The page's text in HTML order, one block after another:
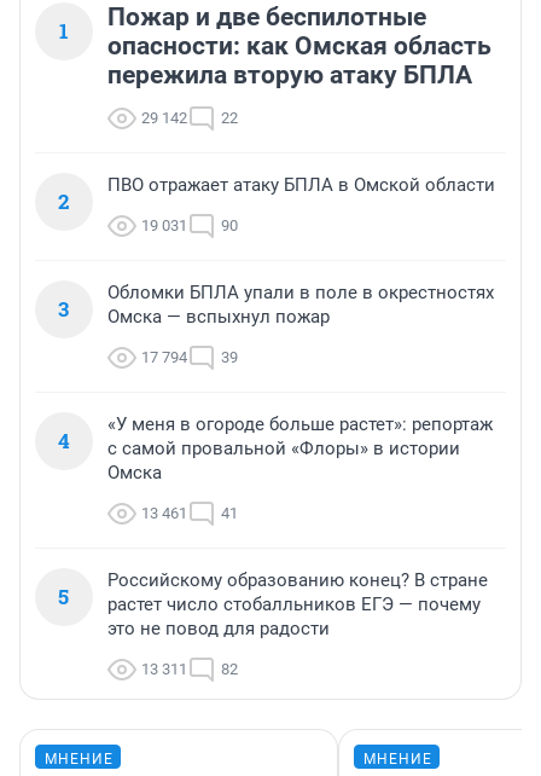
1
Пожар и две беспилотные
опасности: как Омская область
пережила вторую атаку БПЛА
29 142 22
2
ПВО отражает атаку БПЛА в Омской области
19 031 90
3
Обломки БПЛА упали в поле в окрестностях
Омска — вспыхнул пожар
17 794 39
4
«У меня в огороде больше растет»: репортаж
с самой провальной «Флоры» в истории
Омска
13 461 41
5
Российскому образованию конец? В стране
растет число стобалльников ЕГЭ — почему
это не повод для радости
13 311 82
МНЕНИЕ МНЕНИЕ